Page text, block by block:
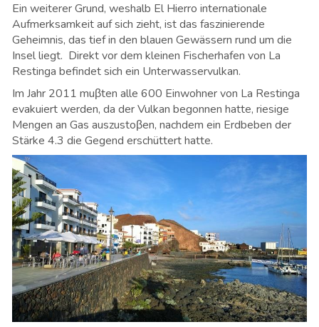
Ein weiterer Grund, weshalb El Hierro internationale
Aufmerksamkeit auf sich zieht, ist das faszinierende
Geheimnis, das tief in den blauen Gewässern rund um die
Insel liegt. Direkt vor dem kleinen Fischerhafen von La
Restinga befindet sich ein Unterwasservulkan.
Im Jahr 2011 muβten alle 600 Einwohner von La Restinga
evakuiert werden, da der Vulkan begonnen hatte, riesige
Mengen an Gas auszustoβen, nachdem ein Erdbeben der
Stärke 4.3 die Gegend erschüttert hatte.